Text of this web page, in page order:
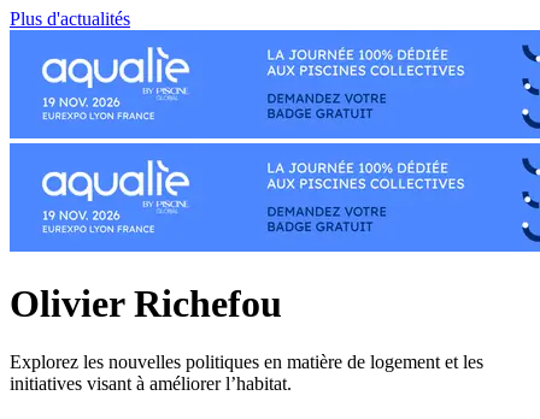
Plus d'actualités
Olivier Richefou
Explorez les nouvelles politiques en matière de logement et les
initiatives visant à améliorer l’habitat.